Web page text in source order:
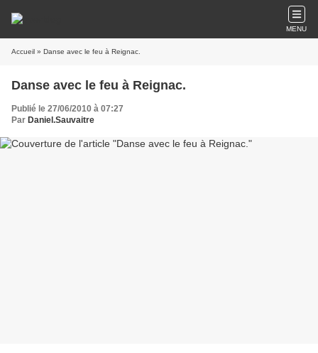
MENU
Accueil » Danse avec le feu à Reignac.
Danse avec le feu à Reignac.
Publié le 27/06/2010 à 07:27
Par Daniel.Sauvaitre